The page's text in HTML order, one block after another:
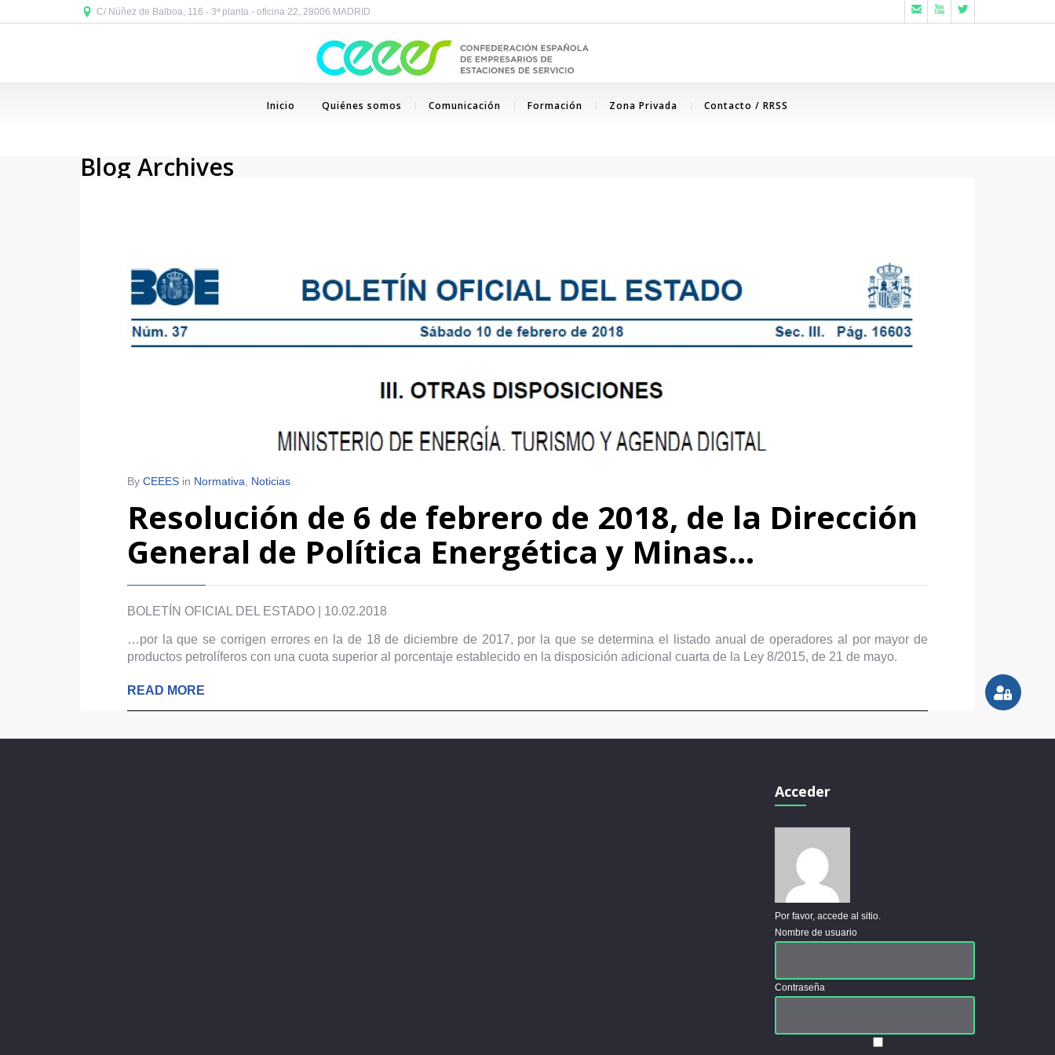
C/ Núñez de Balboa, 116 - 3ª planta - oficina 22, 28006 MADRID   
Inicio Quiénes somos Comunicación Formación Zona Privada Contacto / RRSS
Blog Archives
By CEEES in Normativa Noticias
Resolución de 6 de febrero de 2018, de la Dirección
General de Política Energética y Minas…
BOLETÍN OFICIAL DEL ESTADO | 10.02.2018
…por la que se corrigen errores en la de 18 de diciembre de 2017, por la que se determina el listado anual de operadores al por mayor de
productos petrolíferos con una cuota superior al porcentaje establecido en la disposición adicional cuarta de la Ley 8/2015, de 21 de mayo.
READ MORE
Acceder
Por favor, accede al sitio.
Nombre de usuario
Contraseña